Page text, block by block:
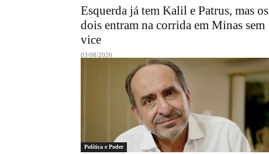
Esquerda já tem Kalil e Patrus, mas os
dois entram na corrida em Minas sem
vice
03/08/2026
Política e Poder